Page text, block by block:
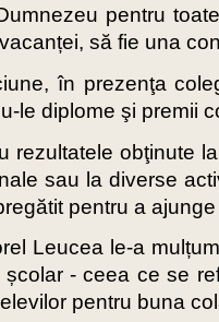
pentru
să fie una
în prezenţa
le diplome şi premii
rezultatele obţinute
sau la diverse
pentru a
Leucea le-a
- ceea ce se
pentru buna